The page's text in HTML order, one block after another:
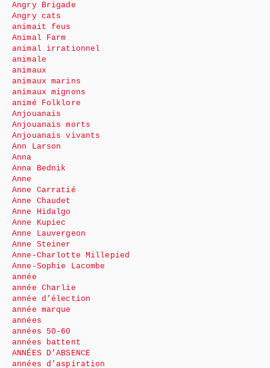
Angry Brigade
Angry cats
animait feus
Animal Farm
animal irrationnel
animale
animaux
animaux marins
animaux mignons
animé Folklore
Anjouanais
Anjouanais morts
Anjouanais vivants
Ann Larson
Anna
Anna Bednik
Anne
Anne Carratié
Anne Chaudet
Anne Hidalgo
Anne Kupiec
Anne Lauvergeon
Anne Steiner
Anne-Charlotte Millepied
Anne-Sophie Lacombe
année
année Charlie
année d’élection
année marque
années
années 50-60
années battent
ANNÉES D’ABSENCE
années d’aspiration